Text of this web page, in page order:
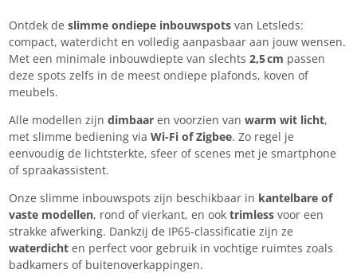
Ontdek de slimme ondiepe inbouwspotsvan Letsleds:
compact, waterdicht en volledig aanpasbaar aan jouw wensen.
Met een minimale inbouwdiepte van slechts 2,5 cm passen
deze spots zelfs in de meest ondiepe plafonds, koven of
meubels.
Alle modellen zijn dimbaaren voorzien van warm wit licht,
met slimme bediening via Wi-Fi of Zigbee. Zo regel je
eenvoudig de lichtsterkte, sfeer of scenes met je smartphone
of spraakassistent.
Onze slimme inbouwspots zijn beschikbaar in kantelbare of
vaste modellen, rond of vierkant, en ook trimlessvoor een
strakke afwerking. Dankzij de IP65-classificatie zijn ze
waterdichten perfect voor gebruik in vochtige ruimtes zoals
badkamers of buitenoverkappingen.